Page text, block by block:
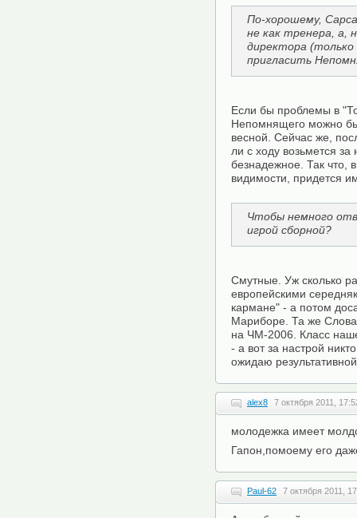
По-хорошему,
не как тренера, а,
директора
пригласить
Если бы проблемы в
Непомнящего можно
весной. Сейчас же,
ли с ходу возьмется
безнадежное. Так что,
видимости, придется
Чтобы немного
игрой сборной?
Cмутные. Уж сколько
европейскими
кармане" - а потом
Мариборе. Та же
на ЧМ-2006. Класс
- а вот за настрой
ожидаю
alex8 7 октября 2011,
молодежка имеет
Гапон,помоему его
Paul-62 7 октября 2011,